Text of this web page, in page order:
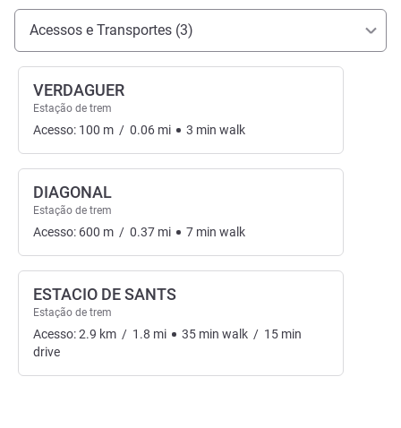
Acesso e transporte
Acessos e Transportes (3)
VERDAGUER
Estação de trem
Acesso: 100 m / 0.06 mi 3 min walk
DIAGONAL
Estação de trem
Acesso: 600 m / 0.37 mi 7 min walk
ESTACIO DE SANTS
Estação de trem
Acesso:2.9 km / 1.8 mi 35 min walk / 15 min
drive